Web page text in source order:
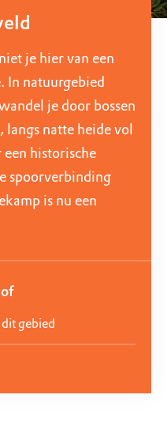
je hier van een
In natuurgebied
je door bossen
langs natte heide vol
historische
spoorverbinding
is nu een
gebied